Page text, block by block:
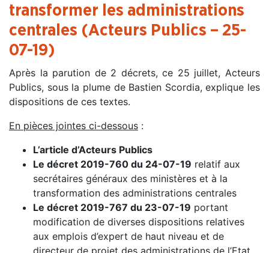
transformer les administrations
centrales (Acteurs Publics – 25-
07-19)
Après la parution de 2 décrets, ce 25 juillet, Acteurs
Publics, sous la plume de Bastien Scordia, explique les
dispositions de ces textes.
En pièces jointes ci-dessous :
L’article d’Acteurs Publics
Le décret 2019-760 du 24-07-19 relatif aux
secrétaires généraux des ministères et à la
transformation des administrations centrales
Le décret 2019-767 du 23-07-19 portant
modification de diverses dispositions relatives
aux emplois d’expert de haut niveau et de
directeur de projet des administrations de l’Etat